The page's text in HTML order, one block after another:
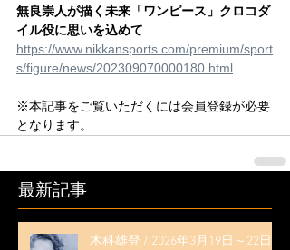
無良崇人が描く未来「ワンピース」クロコダ
イル役に思いを込めて
https://www.nikkansports.com/premium/sport
s/figure/news/202309070000180.html
※本記事をご覧いただくには会員登録が必要
となります。
最新記事
木科雄登 / 2026年3月19日～22日